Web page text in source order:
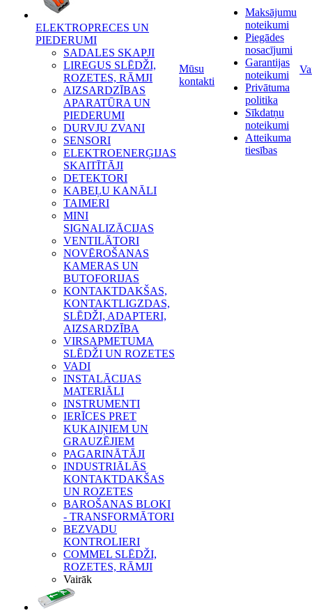
ELEKTROPRECES UN
PIEDERUMI
SADALES SKAPJI
LIREGUS SLĒDŽI,
ROZETES, RĀMJI
AIZSARDZĪBAS
APARATŪRA UN
PIEDERUMI
DURVJU ZVANI
SENSORI
ELEKTROENERĢIJAS
SKAITĪTĀJI
DETEKTORI
KABEĻU KANĀLI
TAIMERI
MINI
SIGNALIZĀCIJAS
VENTILĀTORI
NOVĒROŠANAS
KAMERAS UN
BUTOFORIJAS
KONTAKTDAKŠAS,
KONTAKTLIGZDAS,
SLĒDŽI, ADAPTERI,
AIZSARDZĪBA
VIRSAPMETUMA
SLĒDŽI UN ROZETES
VADI
INSTALĀCIJAS
MATERIĀLI
INSTRUMENTI
IERĪCES PRET
KUKAIŅIEM UN
GRAUZĒJIEM
PAGARINĀTĀJI
INDUSTRIĀLĀS
KONTAKTDAKŠAS
UN ROZETES
BAROŠANAS BLOKI
- TRANSFORMĀTORI
BEZVADU
KONTROLIERI
COMMEL SLĒDŽI,
ROZETES, RĀMJI
Vairāk
Mūsu
kontakti
Maksājumu
noteikumi
Piegādes
nosacījumi
Garantijas
noteikumi
Privātuma
politika
Sīkdatņu
noteikumi
Atteikuma
tiesības